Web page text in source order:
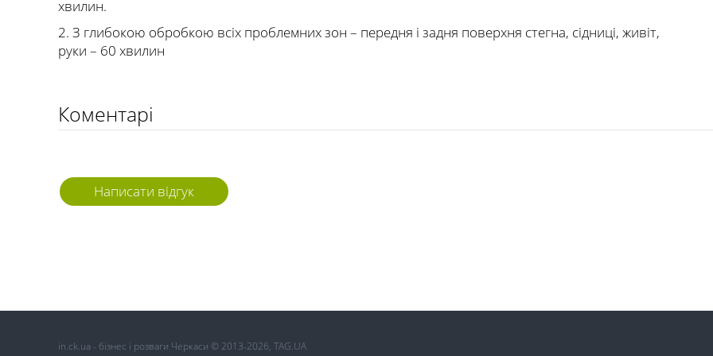
хвилин.
2. З глибокою обробкою всіх проблемних зон – передня і задня поверхня стегна, сідниці, живіт,
руки – 60 хвилин
Коментарі
Написати відгук
in.ck.ua - бізнес і розваги Черкаси © 2013-2026, TAG.UA